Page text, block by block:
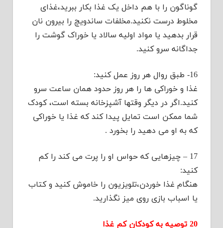
گوناگون را با هم داخل یک غذا بکار ببرید،غذای
مخلوط درست نکنید.مخلفات ساندویچ را بیرون نان
قرار بدهید یا مواد اولیه سالاد یا خوراک گوشت را
جداگانه سرو کنید.
16- طبق روال هر روز عمل کنید:
غذا و خوراکی ها را هر روز حدود همان ساعت سرو
کنید.اگر در دیگر وقتها آشپزخانه بسته است، کودک
شما ممکن است تمایل پیدا کند که غذا یا خوراکی
که به او می دهید را بخورد .
17 – چیزهایی که حواس او را پرت می کند را کم
کنید:
هنگام غذا خوردن،تلویزیون را خاموش کنید و کتاب
یا اسباب بازی روی میز نگذارید.
20 توصیه به کودکان کم غذا